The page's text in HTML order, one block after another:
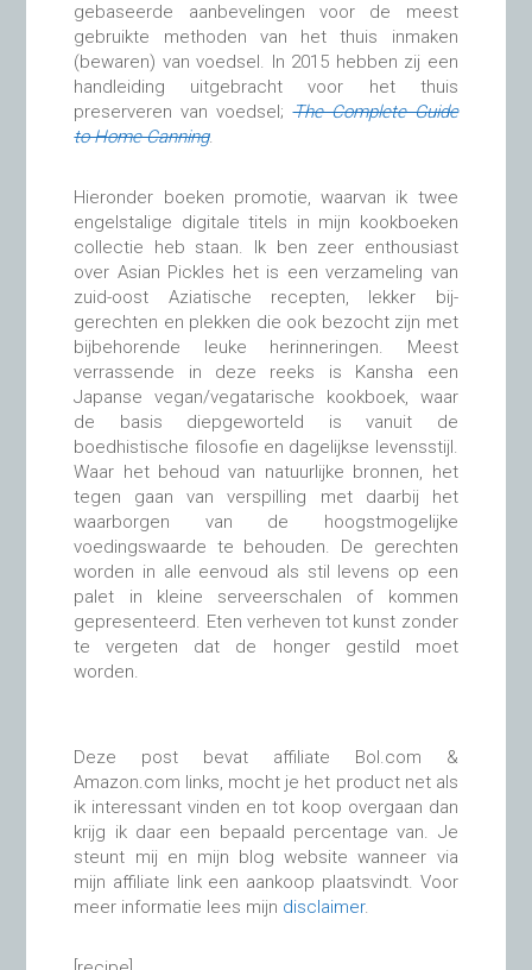
gebaseerde aanbevelingen voor de meest
gebruikte methoden van het thuis inmaken
(bewaren) van voedsel. In 2015 hebben zij een
handleiding uitgebracht voor het thuis
preserveren van voedsel;The Complete Guide
to Home Canning.
Hieronder boeken promotie, waarvan ik twee
engelstalige digitale titels in mijn kookboeken
collectie heb staan. Ik ben zeer enthousiast
over Asian Pickles het is een verzameling van
zuid-oost Aziatische recepten, lekker bij-
gerechten en plekken die ook bezocht zijn met
bijbehorende leuke herinneringen. Meest
verrassende in deze reeks is Kansha een
Japanse vegan/vegatarische kookboek, waar
de basis diepgeworteld is vanuit de
boedhistische filosofie en dagelijkse levensstijl.
Waar het behoud van natuurlijke bronnen, het
tegen gaan van verspilling met daarbij het
waarborgen van de hoogstmogelijke
voedingswaarde te behouden. De gerechten
worden in alle eenvoud als stil levens op een
palet in kleine serveerschalen of kommen
gepresenteerd. Eten verheven tot kunst zonder
te vergeten dat de honger gestild moet
worden.
Deze post bevat affiliate Bol.com &
Amazon.com links, mocht je het product net als
ik interessant vinden en tot koop overgaan dan
krijg ik daar een bepaald percentage van. Je
steunt mij en mijn blog website wanneer via
mijn affiliate link een aankoop plaatsvindt. Voor
meer informatie lees mijn disclaimer.